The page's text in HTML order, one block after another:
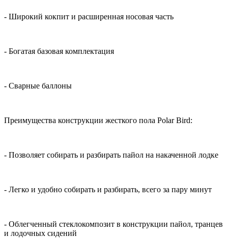
- Широкий кокпит и расширенная носовая часть
- Богатая базовая комплектация
- Сварные баллоны
Преимущества конструкции жесткого пола Polar Bird:
- Позволяет собирать и разбирать пайол на накаченной лодке
- Легко и удобно собирать и разбирать, всего за пару минут
- Облегченный стеклокомпозит в конструкции пайол, транцев
и лодочных сидений